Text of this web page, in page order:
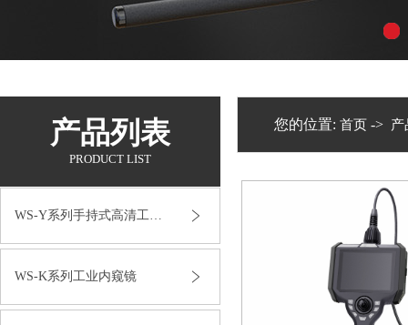
产品列表
PRODUCT LIST
WS-Y系列手持式高清工业内窥镜
WS-K系列工业内窥镜
您的位置: 首页 -> 产